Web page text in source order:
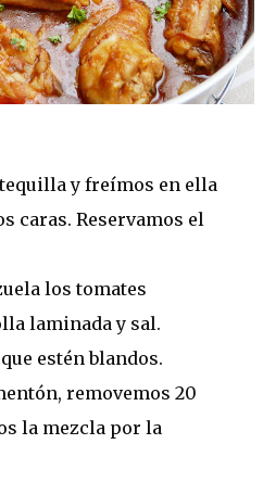
y freímos en ella
caras. Reservamos el
los tomates
laminada y sal.
estén blandos.
removemos 20
la mezcla por la